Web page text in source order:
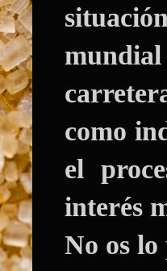
como
el
interés
No os